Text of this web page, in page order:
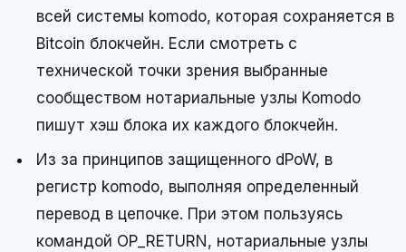
всей системы komodo, которая сохраняется в
Bitcoin блокчейн. Если смотреть с
технической точки зрения выбранные
сообществом нотариальные узлы Komodo
пишут хэш блока их каждого блокчейн.
Из за принципов защищенного dPoW, в
регистр komodo, выполняя определенный
перевод в цепочке. При этом пользуясь
командой OP_RETURN, нотариальные узлы